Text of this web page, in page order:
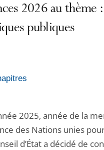
2026 au thème
publiques
2025, année de la
des Nations unies pour
d’État a décidé de